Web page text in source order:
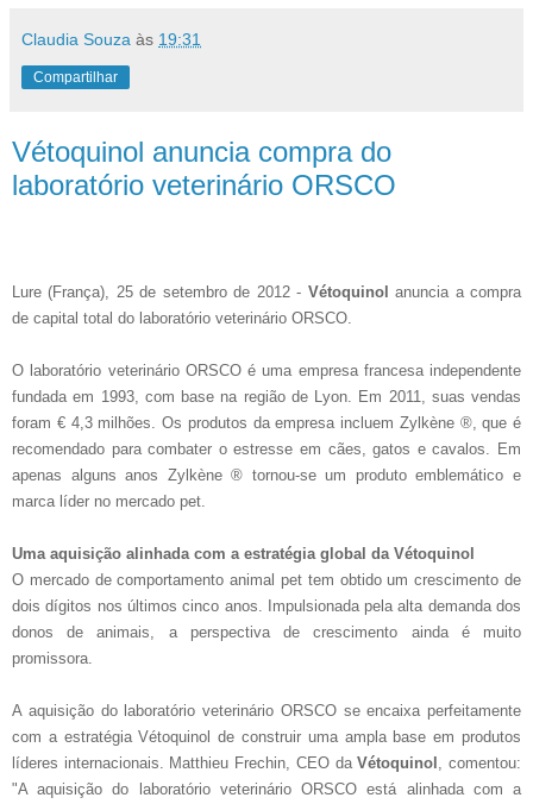
Claudia Souza às 19:31
Compartilhar
Vétoquinol anuncia compra do
laboratório veterinário ORSCO
Lure (França), 25 de setembro de 2012 - Vétoquinol anuncia a compra
de capital total do laboratório veterinário ORSCO.
O laboratório veterinário ORSCO é uma empresa francesa independente
fundada em 1993, com base na região de Lyon. Em 2011, suas vendas
foram € 4,3 milhões. Os produtos da empresa incluem Zylkène ®, que é
recomendado para combater o estresse em cães, gatos e cavalos. Em
apenas alguns anos Zylkène ® tornou-se um produto emblemático e
marca líder no mercado pet.
Uma aquisição alinhada com a estratégia global da Vétoquinol
O mercado de comportamento animal pet tem obtido um crescimento de
dois dígitos nos últimos cinco anos. Impulsionada pela alta demanda dos
donos de animais, a perspectiva de crescimento ainda é muito
promissora.
A aquisição do laboratório veterinário ORSCO se encaixa perfeitamente
com a estratégia Vétoquinol de construir uma ampla base em produtos
líderes internacionais. Matthieu Frechin, CEO daVétoquinol , comentou:
"A aquisição do laboratório veterinário ORSCO está alinhada com a